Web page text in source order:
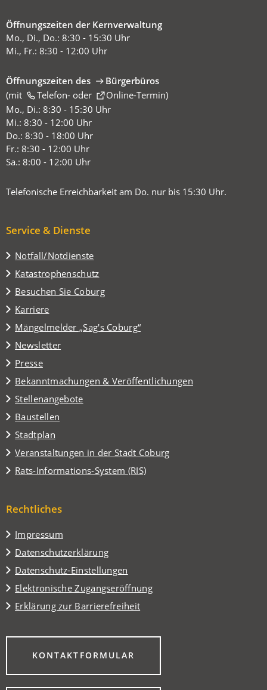
Öffnungszeiten der Kernverwaltung
Mo., Di., Do.: 8:30 - 15:30 Uhr
Mi., Fr.: 8:30 - 12:00 Uhr
Öffnungszeiten des
Bürgerbüros
(mit
Telefon-oder Online-Termin
(Öffnet
in
einem
neuen
Tab)
)
Mo., Di.: 8:30 - 15:30 Uhr
Mi.: 8:30 - 12:00 Uhr
Do.: 8:30 - 18:00 Uhr
Fr.: 8:30 - 12:00 Uhr
Sa.: 8:00 - 12:00 Uhr
Telefonische Erreichbarkeit am Do. nur bis 15:30 Uhr.
Service & Dienste
Notfall/Notdienste
Katastrophenschutz
Besuchen Sie Coburg
(Öffnet
in
einem
neuen
Tab)
Karriere
Mängelmelder „Sag's Coburg“
(Öffnet
in
einem
neuen
Tab)
Newsletter
Presse
Bekanntmachungen & Veröffentlichungen
Stellenangebote
Baustellen
Stadtplan
(Öffnet
in
einem
neuen
Veranstaltungen in der Stadt Coburg
(Öffnet
in
einem
Tab)
Rats-Informations-System (RIS)
(Öffnet
neuen
Rechtliches
Impressum
Datenschutzerklärung
Datenschutz-Einstellungen
Elektronische Zugangseröffnung
Erklärung zur Barrierefreiheit
KONTAKTFORMULAR
(ÖFFNET
EINEM